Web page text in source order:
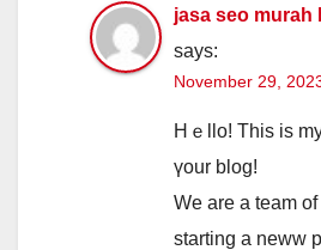
jasa seo murah
says:
November 29,
Hｅllo! Tһіs is
үour blog!
We are a team
starting a neww